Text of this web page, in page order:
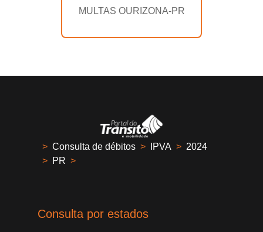
MULTAS OURIZONA-PR
> Consulta de débitos > IPVA > 2024
> PR >
Consulta por estados